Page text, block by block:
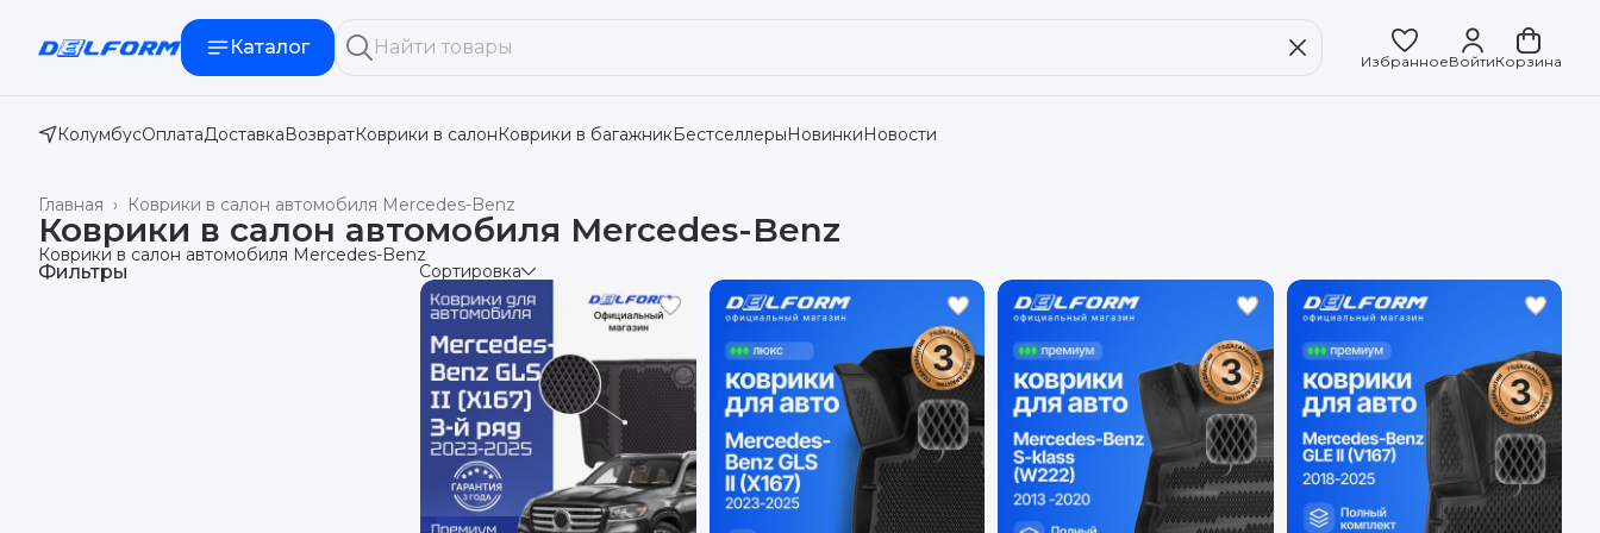
Каталог
ИзбранноеВойтиКорзина
КолумбусОплатаДоставкаВозвратКоврики в салонКоврики в багажникБестселлерыНовинкиНовости
Коврики в салон автомобиля Mercedes-Benz
Главная ›
Коврики в салон автомобиля Mercedes-Benz
Коврики в салон автомобиля Mercedes-Benz
Фильтры Сортировка